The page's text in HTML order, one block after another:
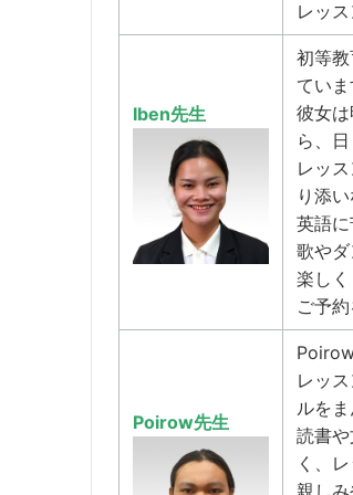
レッ
Iben先生
初等
ていま
彼女
ら、
レッ
り添
英語
歌や
楽し
ご予
Poirow先生
レッ
ルを
読書
く、